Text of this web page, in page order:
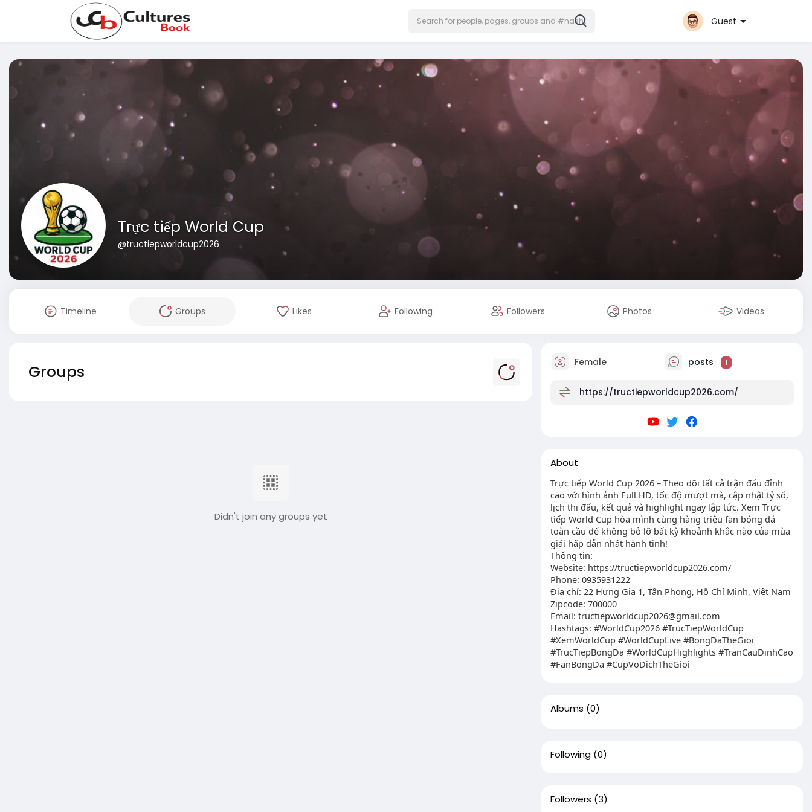
Guest
Trực tiếp World Cup
@tructiepworldcup2026
Timeline Groups Likes Following Followers Photos Videos
Groups
Didn't join any groups yet
Female posts 1
https://tructiepworldcup2026.com/
About
Trực tiếp World Cup 2026 – Theo dõi tất cả trận đấu đỉnh
cao với hình ảnh Full HD, tốc độ mượt mà, cập nhật tỷ số,
lịch thi đấu, kết quả và highlight ngay lập tức. Xem Trực
tiếp World Cup hòa mình cùng hàng triệu fan bóng đá
toàn cầu để không bỏ lỡ bất kỳ khoảnh khắc nào của mùa
giải hấp dẫn nhất hành tinh!
Thông tin:
Website: https://tructiepworldcup2026.com/
Phone: 0935931222
Địa chỉ: 22 Hưng Gia 1, Tân Phong, Hồ Chí Minh, Việt Nam
Zipcode: 700000
Email: tructiepworldcup2026@gmail.com
Hashtags: #WorldCup2026 #TrucTiepWorldCup
#XemWorldCup #WorldCupLive #BongDaTheGioi
#TrucTiepBongDa #WorldCupHighlights #TranCauDinhCao
#FanBongDa #CupVoDichTheGioi
Albums (0)
Following (0)
Followers (3)